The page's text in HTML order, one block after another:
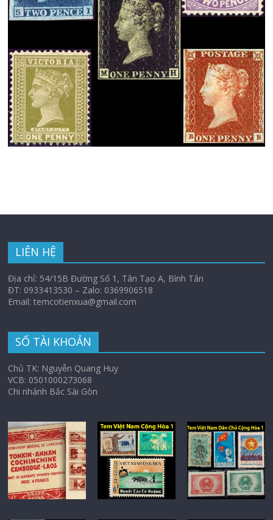
LIÊN HỆ
Địa chỉ: 54/15B Đường Số 1, Tân Tạo A, Bình Tân
ĐT: 0933413530 – Zalo: 0369906518
Email: temcotienxua@gmail.com
SỐ TÀI KHOẢN
Chủ TK: Nguyễn Quang Huy
VCB: 0501000273068
Chi nhánh Bắc Sài Gòn